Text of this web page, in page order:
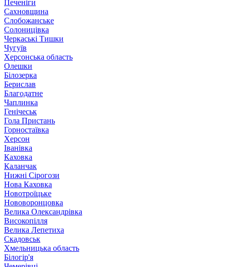
Печеніги
Сахновщина
Слобожанське
Солоницівка
Черкаські Тишки
Чугуїв
Херсонська область
Олешки
Білозерка
Берислав
Благодатне
Чаплинка
Генічеськ
Гола Пристань
Горностаївка
Херсон
Іванівка
Каховка
Каланчак
Нижні Сірогози
Нова Каховка
Новотроїцьке
Нововоронцовка
Велика Олександрівка
Високопілля
Велика Лепетиха
Скадовськ
Хмельницька область
Білогір'я